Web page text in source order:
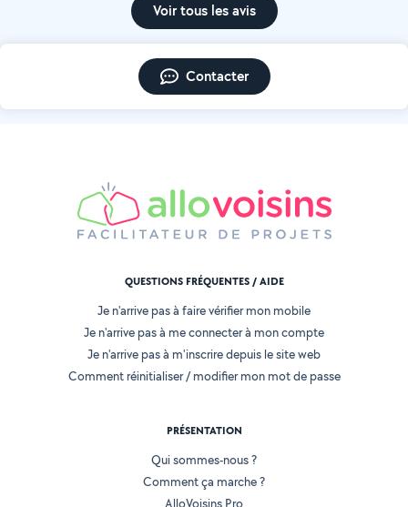
Voir tous les avis
Contacter
QUESTIONS FRÉQUENTES / AIDE
Je n'arrive pas à faire vérifier mon mobile
Je n'arrive pas à me connecter à mon compte
Je n'arrive pas à m'inscrire depuis le site web
Comment réinitialiser / modifier mon mot de passe
PRÉSENTATION
Qui sommes-nous ?
Comment ça marche ?
AlloVoisins Pro